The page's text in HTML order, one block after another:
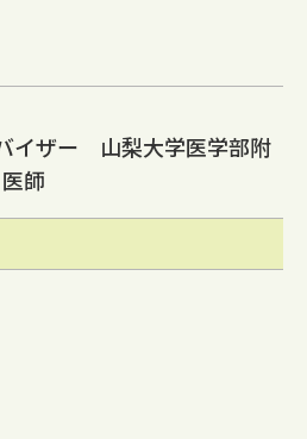
イザー 山梨大学医学部附
師